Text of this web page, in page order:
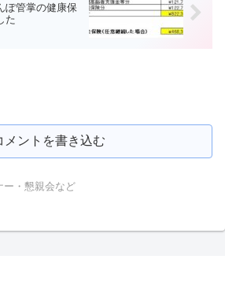
ぽ管掌の健康保
た
メントを書き込む
ー・懇親会など